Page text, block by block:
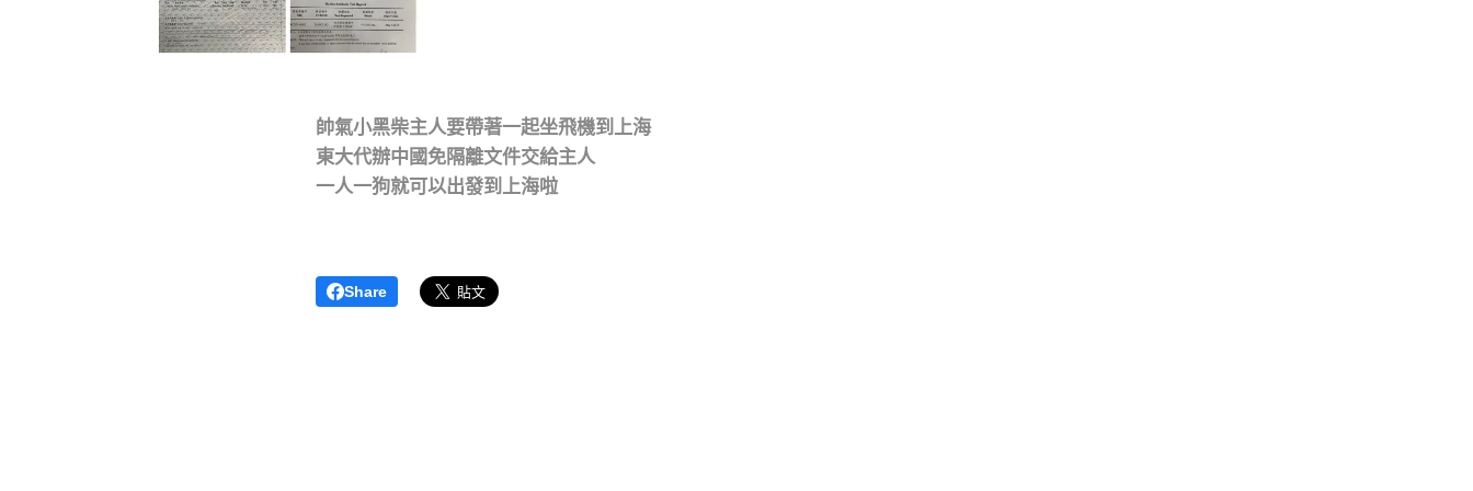
帥氣小黑柴主人要帶著一起坐飛機到上海
東大代辦中國免隔離文件交給主人
一人一狗就可以出發到上海啦
Share